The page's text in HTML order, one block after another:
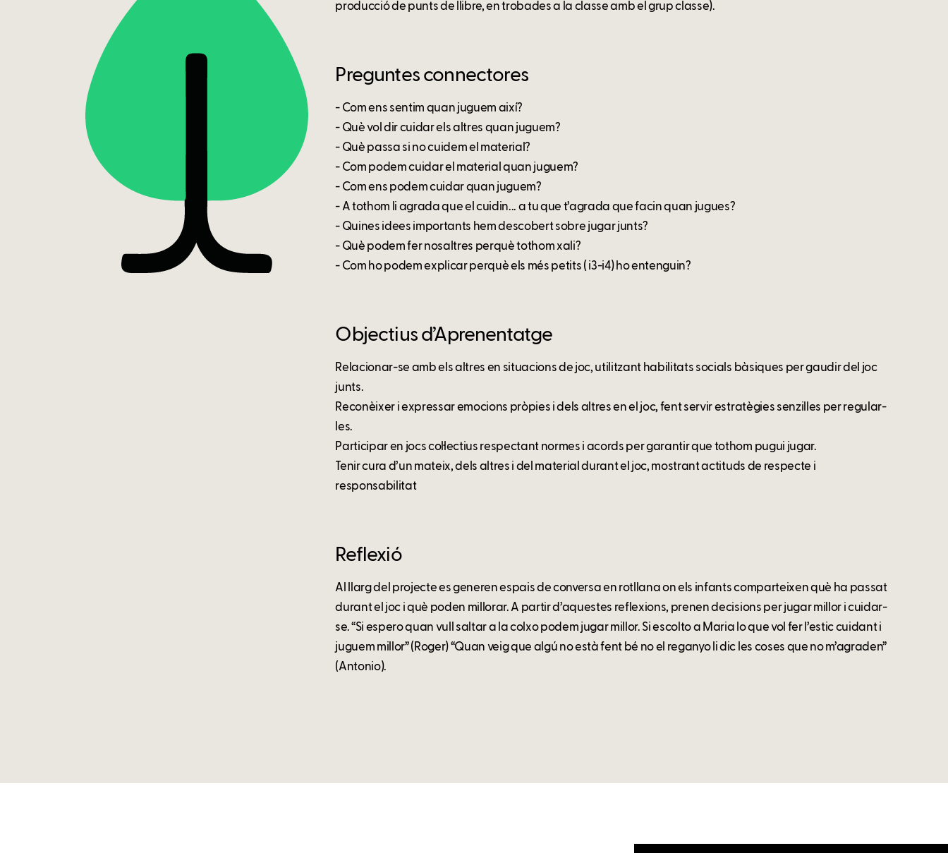
producció de punts de llibre, en trobades a la classe amb el grup classe).
Preguntes connectores
- Com ens sentim quan juguem així?
- Què vol dir cuidar els altres quan juguem?
- Què passa si no cuidem el material?
- Com podem cuidar el material quan juguem?
- Com ens podem cuidar quan juguem?
- A tothom li agrada que el cuidin... a tu que t’agrada que facin quan jugues?
- Quines idees importants hem descobert sobre jugar junts?
- Què podem fer nosaltres perquè tothom xali?
- Com ho podem explicar perquè els més petits ( i3-i4) ho entenguin?
Objectius d’Aprenentatge
Relacionar-se amb els altres en situacions de joc, utilitzant habilitats socials bàsiques per gaudir del joc
junts.
Reconèixer i expressar emocions pròpies i dels altres en el joc, fent servir estratègies senzilles per regular-
les.
Participar en jocs col·lectius respectant normes i acords per garantir que tothom pugui jugar.
Tenir cura d’un mateix, dels altres i del material durant el joc, mostrant actituds de respecte i
responsabilitat
Reflexió
Al llarg del projecte es generen espais de conversa en rotllana on els infants comparteixen què ha passat
durant el joc i què poden millorar. A partir d’aquestes reflexions, prenen decisions per jugar millor i cuidar-
se. “Si espero quan vull saltar a la colxo podem jugar millor. Si escolto a Maria lo que vol fer l’estic cuidant i
juguem millor” (Roger) “Quan veig que algú no està fent bé no el reganyo li dic les coses que no m’agraden”
(Antonio).